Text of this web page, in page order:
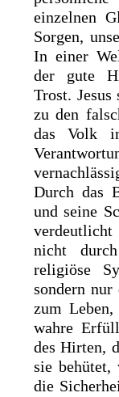
einzelnen
Sorgen,
In einer
der gute
Trost.
zu den
das Volk
Durch das
und seine
nicht
religiöse
sondern
zum
wahre
des Hirten,
sie
die